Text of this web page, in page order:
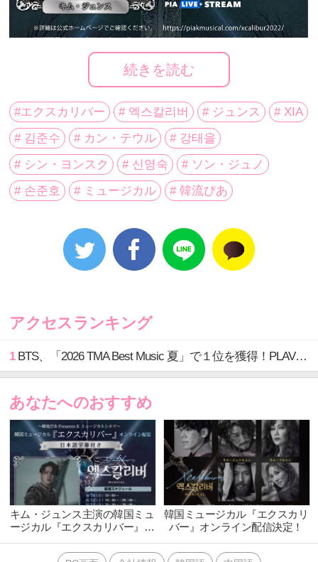
キム・ジュンス主演の韓国ミュージカル 『エクスカリ
バー』
PIA LIVE STREAMにて日本語字幕付き配信！
2020年8月に日本で配信され大反響を呼んだ韓国ミュー
演のミュージカル 『エクスカリバー』が韓流ぴあ
Presents Kミュージカルシネマ第10弾として登場。
6月14日（火）、6月18日（土）、6月19日（日）の3日
（火）は韓国NAVER TV 後援 Liveと同時配信。
本作品は、『マタ・ハリ』『笑う男』 を手掛けた韓
国舞台芸術の最先端EMKミュージカルカンパニーがワ
10億円もの製作費をかけ、超豪華クリエイターたちに
よって作り上げられたオリジナルミュージカルだ。
古代イギリスを舞台に、王となる宿命を持つ人物アー
サーが苦悩と混沌を克服し成長していく姿を描く。
初上演となった2019年のワールドプレミアから2022年
のアンコール公演まで累積32万人の観客を動員し、毎
回チケットオープンと同時に完売するなど、名実とも
に韓国ミュージカル界の最高作品となってい
続きを読む
#エクスカリバー # 엑스칼리버 # ジュンス
# XIA
# 김준수
# カン・テウル
# 강태을
# シン・ヨンスク
# 신영숙
# ソン・ジュノ
# 손준호
# ミュージカル # 韓流ぴあ
アクセスランキング
1BTS、「2026 TMA Best Music 夏」で１位を獲得！PLAVE、EVANがTOP3入り
あなたへのおすすめ
キム・ジュンス主演の韓国ミュ
ージカル『エクスカリバー』オ
韓国ミュージカル『エクスカリ
バー』オンライン配信決定！